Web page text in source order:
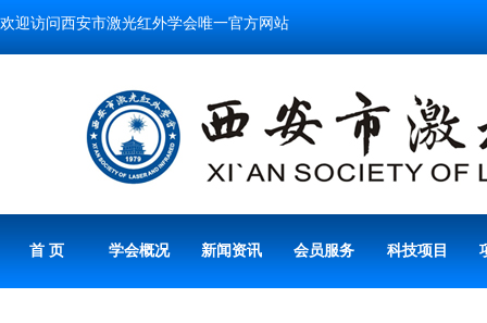
欢迎访问西安市激光红外学会唯一官方网站
首 页 学会概况 新闻资讯 会员服务 科技项目